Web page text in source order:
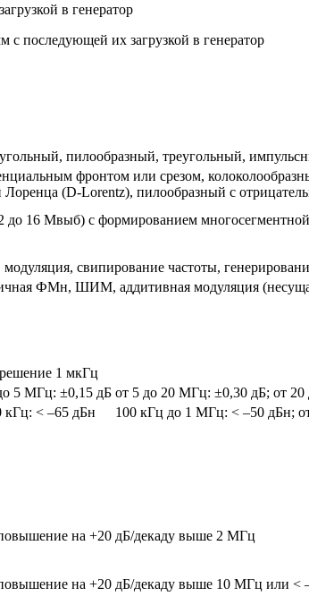
в генератор
последующей их загрузкой в генератор
пилообразный, треугольный,
фронтом или срезом,
Лоренца (D-Lorentz), пилообразный с
16 Мвыб) с формированием многосегментной
свипирование частоты,
ФМн, ШИМ, аддитивная модуляция
1 мкГц
5 МГц: ±0,15 дБ от 5 до 20 МГц: ±0,30 дБ; от
кГц: < –65 дБн
100 кГц до 1 МГц: < –50 дБн;
на +20 дБ/декаду выше 2 МГц
на +20 дБ/декаду выше 10 МГц или <